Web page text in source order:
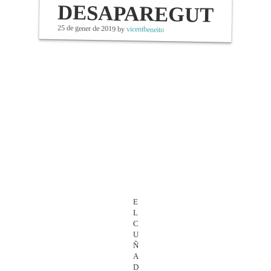
DESAPAREGUT
25 de gener de 2019 by vicentbeneito
E
L
C
U
Ñ
A
D